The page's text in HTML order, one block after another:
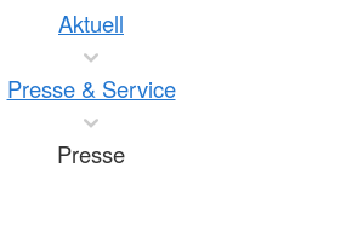
Aktuell
Presse & Service
Presse